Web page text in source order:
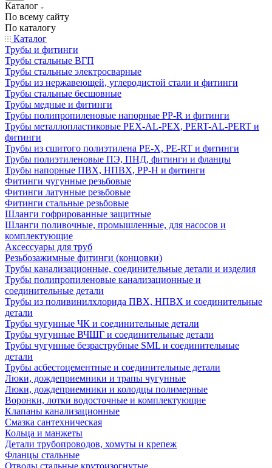
Каталог
По всему сайту
По каталогу
Каталог
Трубы и фитинги
Трубы стальные ВГП
Трубы стальные электросварные
Трубы из нержавеющей, углеродистой стали и фитинги
Трубы стальные бесшовные
Трубы медные и фитинги
Трубы полипропиленовые напорные PP-R и фитинги
Трубы металлопластиковые PEX-AL-PEX, PERT-AL-PERT и
фитинги
Трубы из сшитого полиэтилена PE-X, PE-RT и фитинги
Трубы полиэтиленовые ПЭ, ПНД, фитинги и фланцы
Трубы напорные ПВХ, НПВХ, PP-H и фитинги
Фитинги чугунные резьбовые
Фитинги латунные резьбовые
Фитинги стальные резьбовые
Шланги гофрированные защитные
Шланги поливочные, промышленные, для насосов и
комплектующие
Аксессуары для труб
Резьбозажимные фитинги (концовки)
Трубы канализационные, соединительные детали и изделия
Трубы полипропиленовые канализационные и
соединительные детали
Трубы из поливинилхлорида ПВХ, НПВХ и соединительные
детали
Трубы чугунные ЧК и соединительные детали
Трубы чугунные ВЧШГ и соединительные детали
Трубы чугунные безраструбные SML и соединительные
детали
Трубы асбестоцементные и соединительные детали
Люки, дождеприемники и трапы чугунные
Люки, дождеприемники и колодцы полимерные
Воронки, лотки водосточные и комплектующие
Клапаны канализационные
Смазка сантехническая
Кольца и манжеты
Детали трубопроводов, хомуты и крепеж
Фланцы стальные
Отводы стальные крутоизогнутые